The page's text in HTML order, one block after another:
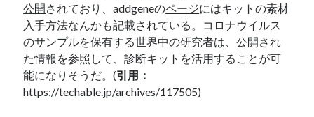
公開されており、addgeneのページにはキットの素材
入手方法なんかも記載されている。コロナウイルス
のサンプルを保有する世界中の研究者は、公開され
た情報を参照して、診断キットを活用することが可
能になりそうだ。(引用：
https://techable.jp/archives/117505)